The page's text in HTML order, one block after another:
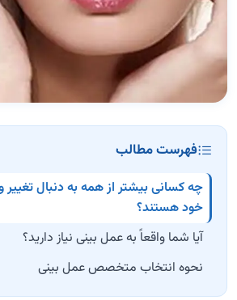
فهرست مطالب
چه کسانی بیشتر از همه به دنبال تغییر
خود هستند؟
آیا شما واقعاً به عمل بینی نیاز دارید؟
نحوه انتخاب متخصص عمل بینی